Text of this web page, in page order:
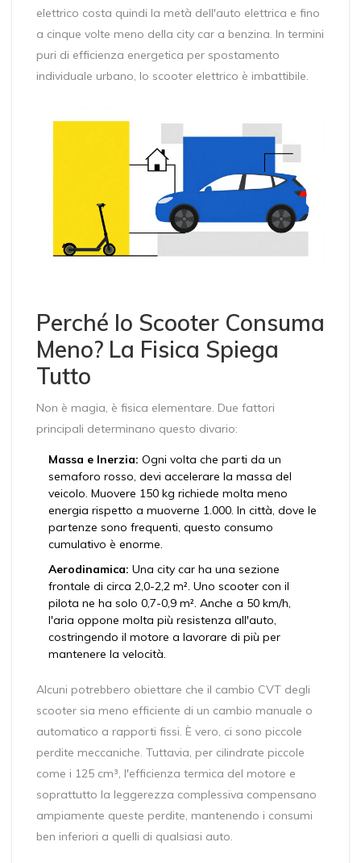
elettrico costa quindi la metà dell'auto elettrica e fino
a cinque volte meno della city car a benzina. In termini
puri di efficienza energetica per spostamento
individuale urbano, lo scooter elettrico è imbattibile.
Perché lo Scooter Consuma
Meno? La Fisica Spiega
Tutto
Non è magia, è fisica elementare. Due fattori
principali determinano questo divario:
Massa e Inerzia: Ogni volta che parti da un
semaforo rosso, devi accelerare la massa del
veicolo. Muovere 150 kg richiede molta meno
energia rispetto a muoverne 1.000. In città, dove le
partenze sono frequenti, questo consumo
cumulativo è enorme.
Aerodinamica: Una city car ha una sezione
frontale di circa 2,0-2,2 m². Uno scooter con il
pilota ne ha solo 0,7-0,9 m². Anche a 50 km/h,
l'aria oppone molta più resistenza all'auto,
costringendo il motore a lavorare di più per
mantenere la velocità.
Alcuni potrebbero obiettare che il cambio CVT degli
scooter sia meno efficiente di un cambio manuale o
automatico a rapporti fissi. È vero, ci sono piccole
perdite meccaniche. Tuttavia, per cilindrate piccole
come i 125 cm³, l'efficienza termica del motore e
soprattutto la leggerezza complessiva compensano
ampiamente queste perdite, mantenendo i consumi
ben inferiori a quelli di qualsiasi auto.